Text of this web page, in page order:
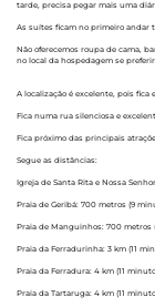
tarde, precisa pegar mais uma
As suítes ficam no primeiro andar
Não oferecemos roupa de cama,
no local da hospedagem se
A localização é excelente, pois
Fica numa rua silenciosa e
Fica próximo das principais
Segue as distâncias:
Igreja de Santa Rita e Nossa
Praia de Geribá: 700 metros (9
Praia de Manguinhos: 700 metros
Praia da Ferradurinha: 3 km (11
Praia da Ferradura: 4 km (11
Praia da Tartaruga: 4 km (11